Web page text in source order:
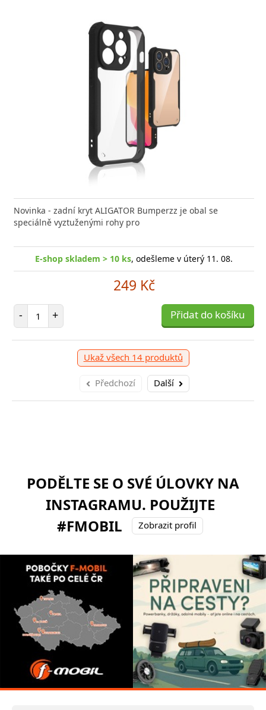
Novinka - zadní kryt ALIGATOR Bumperzz je obal se
speciálně vyztuženými rohy pro
E-shop skladem > 10 ks, odešleme v úterý 11. 08.
249 Kč
- Počet položek
+ Přidat do košíku
Ukaž všech 14 produktů
Předchozí Další
PODĚLTE SE O SVÉ ÚLOVKY NA
INSTAGRAMU. POUŽIJTE
#FMOBIL
Zobrazit profil